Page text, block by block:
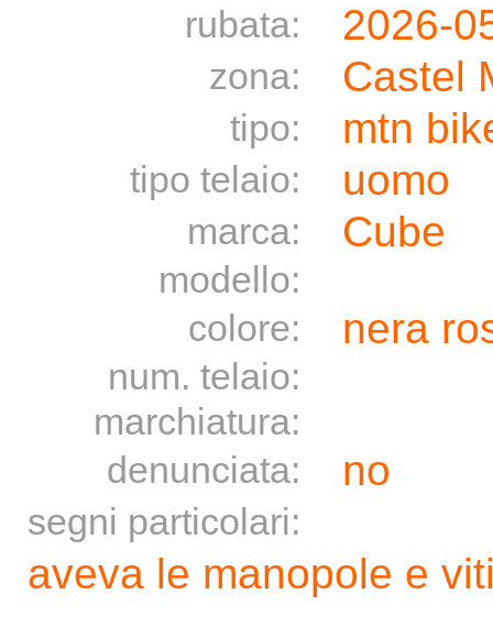
rubata: 2026-
zona: Castel
tipo: mtn
tipo telaio: uomo
marca: Cube
modello:
colore:
nera
num. telaio:
marchiatura:
denunciata:
no
segni particolari:
aveva le manopole e